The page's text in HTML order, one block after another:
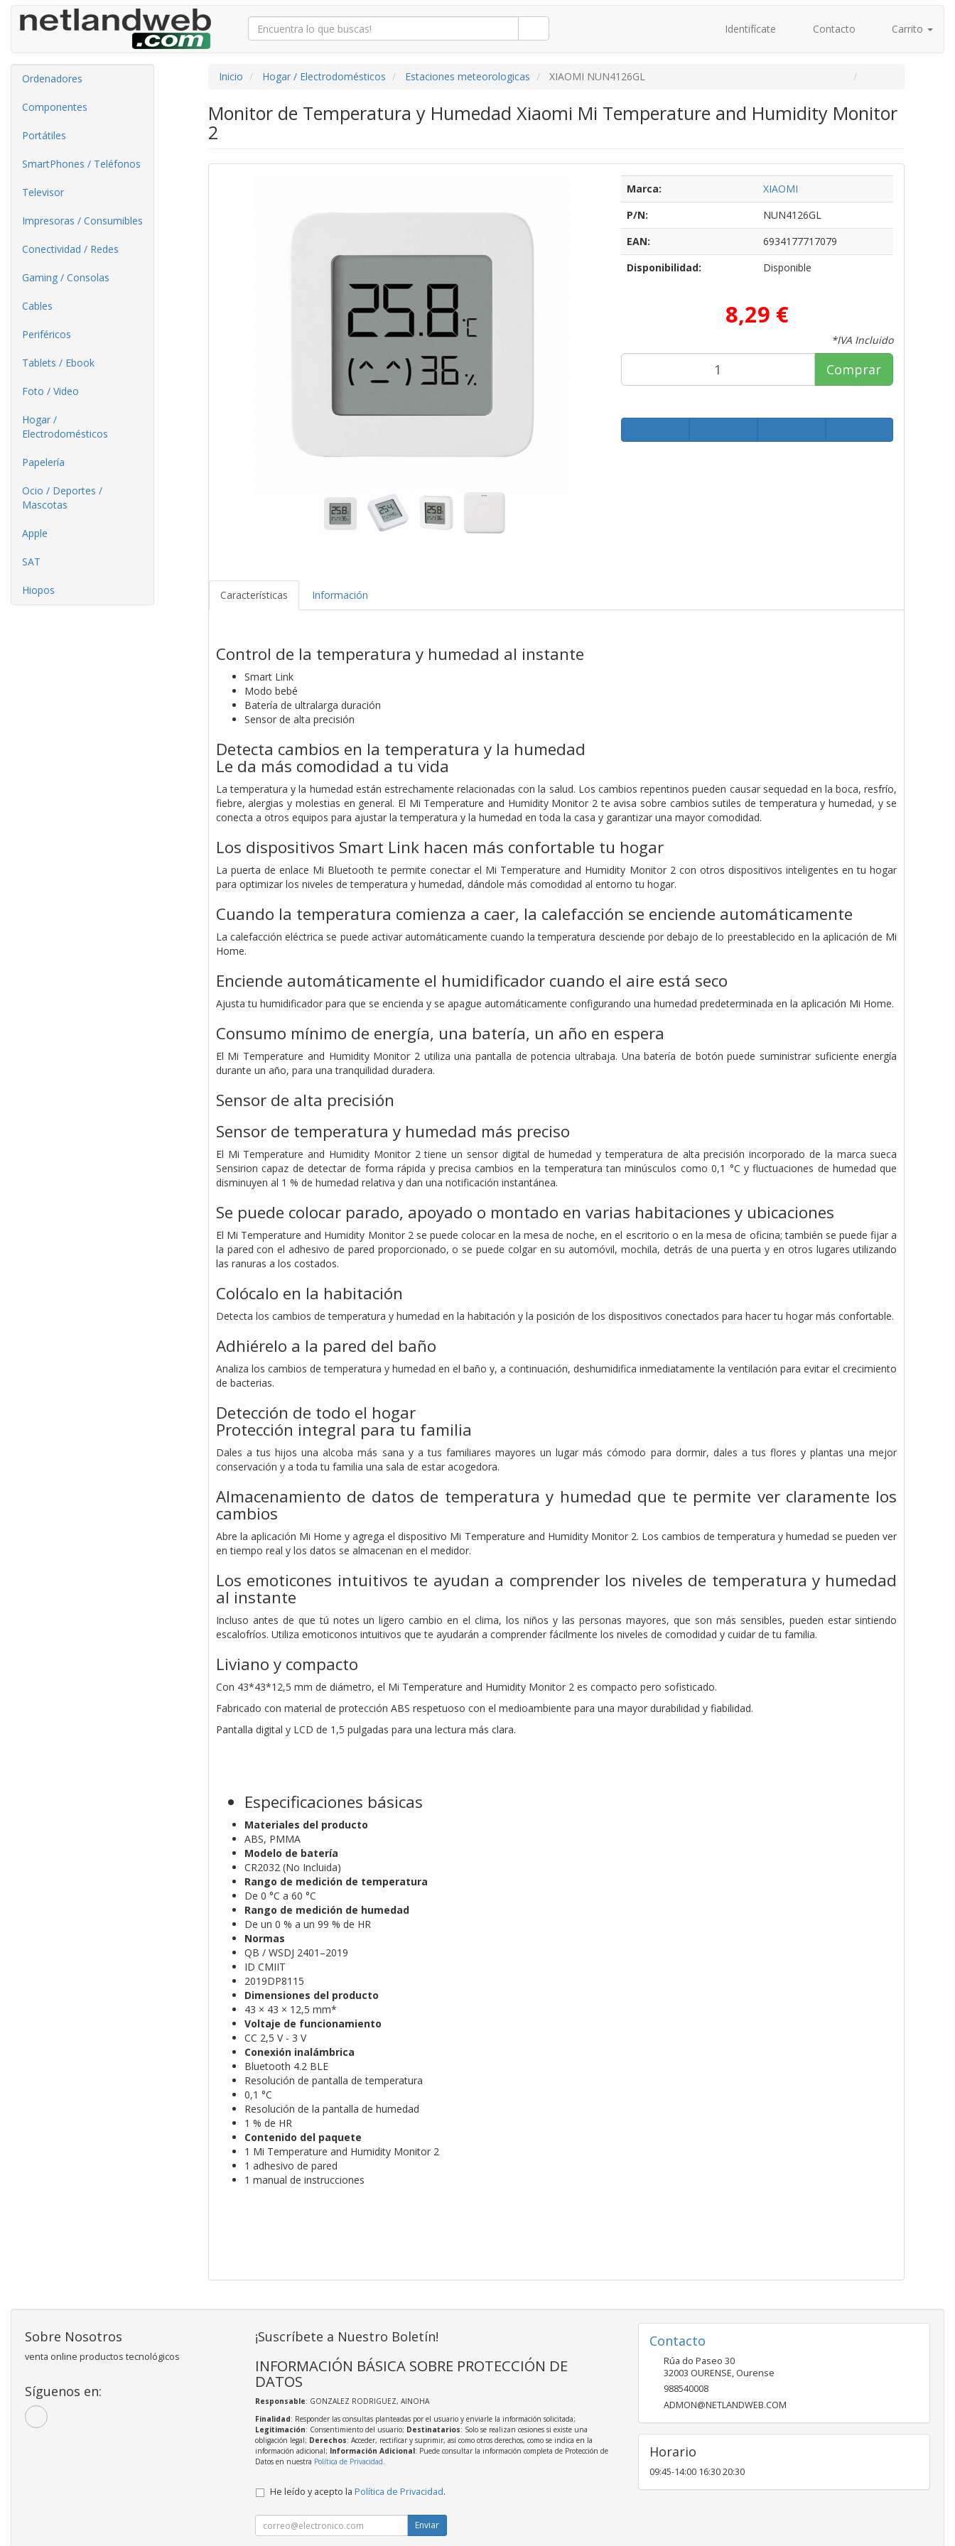
Identifícate Contacto Carrito
Ordenadores
Componentes
Portátiles
SmartPhones / Teléfonos
Televisor
Impresoras / Consumibles
Conectividad / Redes
Gaming / Consolas
Cables
Periféricos
Tablets / Ebook
Foto / Video
Hogar /
Electrodomésticos
Papelería
Ocio / Deportes /
Mascotas
Apple
SAT
Hiopos
Inicio Hogar / Electrodomésticos Estaciones meteorologicas XIAOMI NUN4126GL
Monitor de Temperatura y Humedad Xiaomi Mi Temperature and Humidity Monitor
2
Marca:
XIAOMI
P/N:
NUN4126GL
EAN:
6934177717079
Disponibilidad:
Disponible
8,29 €
*IVA Incluido
Comprar
Características Información
Control de la temperatura y humedad al instante
Smart Link
Modo bebé
Batería de ultralarga duración
Sensor de alta precisión
Detecta cambios en la temperatura y la humedad
Le da más comodidad a tu vida
La temperatura y la humedad están estrechamente relacionadas con la salud. Los cambios repentinos pueden causar sequedad en la boca, resfrío,
fiebre, alergias y molestias en general. El Mi Temperature and Humidity Monitor 2 te avisa sobre cambios sutiles de temperatura y humedad, y se
conecta a otros equipos para ajustar la temperatura y la humedad en toda la casa y garantizar una mayor comodidad.
Los dispositivos Smart Link hacen más confortable tu hogar
La puerta de enlace Mi Bluetooth te permite conectar el Mi Temperature and Humidity Monitor 2 con otros dispositivos inteligentes en tu hogar
para optimizar los niveles de temperatura y humedad, dándole más comodidad al entorno tu hogar.
Cuando la temperatura comienza a caer, la calefacción se enciende automáticamente
La calefacción eléctrica se puede activar automáticamente cuando la temperatura desciende por debajo de lo preestablecido en la aplicación de Mi
Home.
Enciende automáticamente el humidificador cuando el aire está seco
Ajusta tu humidificador para que se encienda y se apague automáticamente configurando una humedad predeterminada en la aplicación Mi Home.
Consumo mínimo de energía, una batería, un año en espera
El Mi Temperature and Humidity Monitor 2 utiliza una pantalla de potencia ultrabaja. Una batería de botón puede suministrar suficiente energía
durante un año, para una tranquilidad duradera.
Sensor de alta precisión
Sensor de temperatura y humedad más preciso
El Mi Temperature and Humidity Monitor 2 tiene un sensor digital de humedad y temperatura de alta precisión incorporado de la marca sueca
Sensirion capaz de detectar de forma rápida y precisa cambios en la temperatura tan minúsculos como 0,1 °C y fluctuaciones de humedad que
disminuyen al 1 % de humedad relativa y dan una notificación instantánea.
Se puede colocar parado, apoyado o montado en varias habitaciones y ubicaciones
El Mi Temperature and Humidity Monitor 2 se puede colocar en la mesa de noche, en el escritorio o en la mesa de oficina; también se puede fijar a
la pared con el adhesivo de pared proporcionado, o se puede colgar en su automóvil, mochila, detrás de una puerta y en otros lugares utilizando
las ranuras a los costados.
Colócalo en la habitación
Detecta los cambios de temperatura y humedad en la habitación y la posición de los dispositivos conectados para hacer tu hogar más confortable.
Adhiérelo a la pared del baño
Analiza los cambios de temperatura y humedad en el baño y, a continuación, deshumidifica inmediatamente la ventilación para evitar el crecimiento
de bacterias.
Detección de todo el hogar
Protección integral para tu familia
Dales a tus hijos una alcoba más sana y a tus familiares mayores un lugar más cómodo para dormir, dales a tus flores y plantas una mejor
conservación y a toda tu familia una sala de estar acogedora.
Almacenamiento de datos de temperatura y humedad que te permite ver claramente los
cambios
Abre la aplicación Mi Home y agrega el dispositivo Mi Temperature and Humidity Monitor 2. Los cambios de temperatura y humedad se pueden ver
en tiempo real y los datos se almacenan en el medidor.
Los emoticones intuitivos te ayudan a comprender los niveles de temperatura y humedad
al instante
Incluso antes de que tú notes un ligero cambio en el clima, los niños y las personas mayores, que son más sensibles, pueden estar sintiendo
escalofríos. Utiliza emoticonos intuitivos que te ayudarán a comprender fácilmente los niveles de comodidad y cuidar de tu familia.
Liviano y compacto
Con 43*43*12,5 mm de diámetro, el Mi Temperature and Humidity Monitor 2 es compacto pero sofisticado.
Fabricado con material de protección ABS respetuoso con el medioambiente para una mayor durabilidad y fiabilidad.
Pantalla digital y LCD de 1,5 pulgadas para una lectura más clara.
Especificaciones básicas
Materiales del producto
ABS, PMMA
Modelo de batería
CR2032 (No Incluida)
Rango de medición de temperatura
De 0 °C a 60 °C
Rango de medición de humedad
De un 0 % a un 99 % de HR
Normas
QB / WSDJ 2401–2019
ID CMIIT
2019DP8115
Dimensiones del producto
43 × 43 × 12,5 mm*
Voltaje de funcionamiento
CC 2,5 V - 3 V
Conexión inalámbrica
Bluetooth 4.2 BLE
Resolución de pantalla de temperatura
0,1 °C
Resolución de la pantalla de humedad
1 % de HR
Contenido del paquete
1 Mi Temperature and Humidity Monitor 2
1 adhesivo de pared
1 manual de instrucciones
Sobre Nosotros
venta online productos tecnológicos
Síguenos en:
¡Suscríbete a Nuestro Boletín!
INFORMACIÓN BÁSICA SOBRE PROTECCIÓN DE
DATOS
Responsable: GONZALEZ RODRIGUEZ, AINOHA
Finalidad: Responder las consultas planteadas por el usuario y enviarle la información solicitada;
Legitimación: Consentimiento del usuario; Destinatarios: Solo se realizan cesiones si existe una
obligación legal; Derechos: Acceder, rectificar y suprimir, así como otros derechos, como se indica en la
información adicional; Información Adicional: Puede consultar la información completa de Protección de
Datos en nuestra Política de Privacidad.
He leído y acepto la Política de Privacidad.
Enviar
Contacto
Rúa do Paseo 30
32003 OURENSE, Ourense
988540008
ADMON@NETLANDWEB.COM
Horario
09:45-14:00 16:30 20:30